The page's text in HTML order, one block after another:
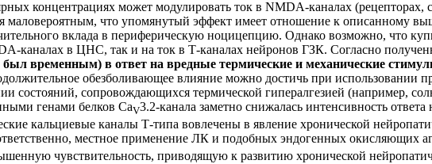
концентрациях может модулировать ток в NMDA-каналах
маловероятным, что упомянутый эффект имеет отношение к описанному
вклада в периферическую ноцицепцию. Однако возможно, что
каналах в ЦНС, так и на ток в Т-каналах нейронов ГЗК. Согласно
временным) в ответ на вредные термические и механические
обезболивающее влияние можно достичь при использовании
состояний, сопровождающихся термической гипералгезией (например,
генами белков CaV3.2-канала заметно снижалась интенсивность
кальциевые каналы Т-типа вовлечены в явление хронической
местное применение ЛК и подобных эндогенных окисляющих
чувствительность, приводящую к развитию хронической